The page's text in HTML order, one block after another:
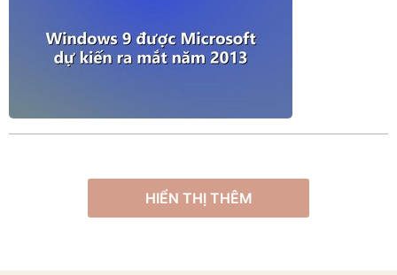
HIỂN THỊ THÊM